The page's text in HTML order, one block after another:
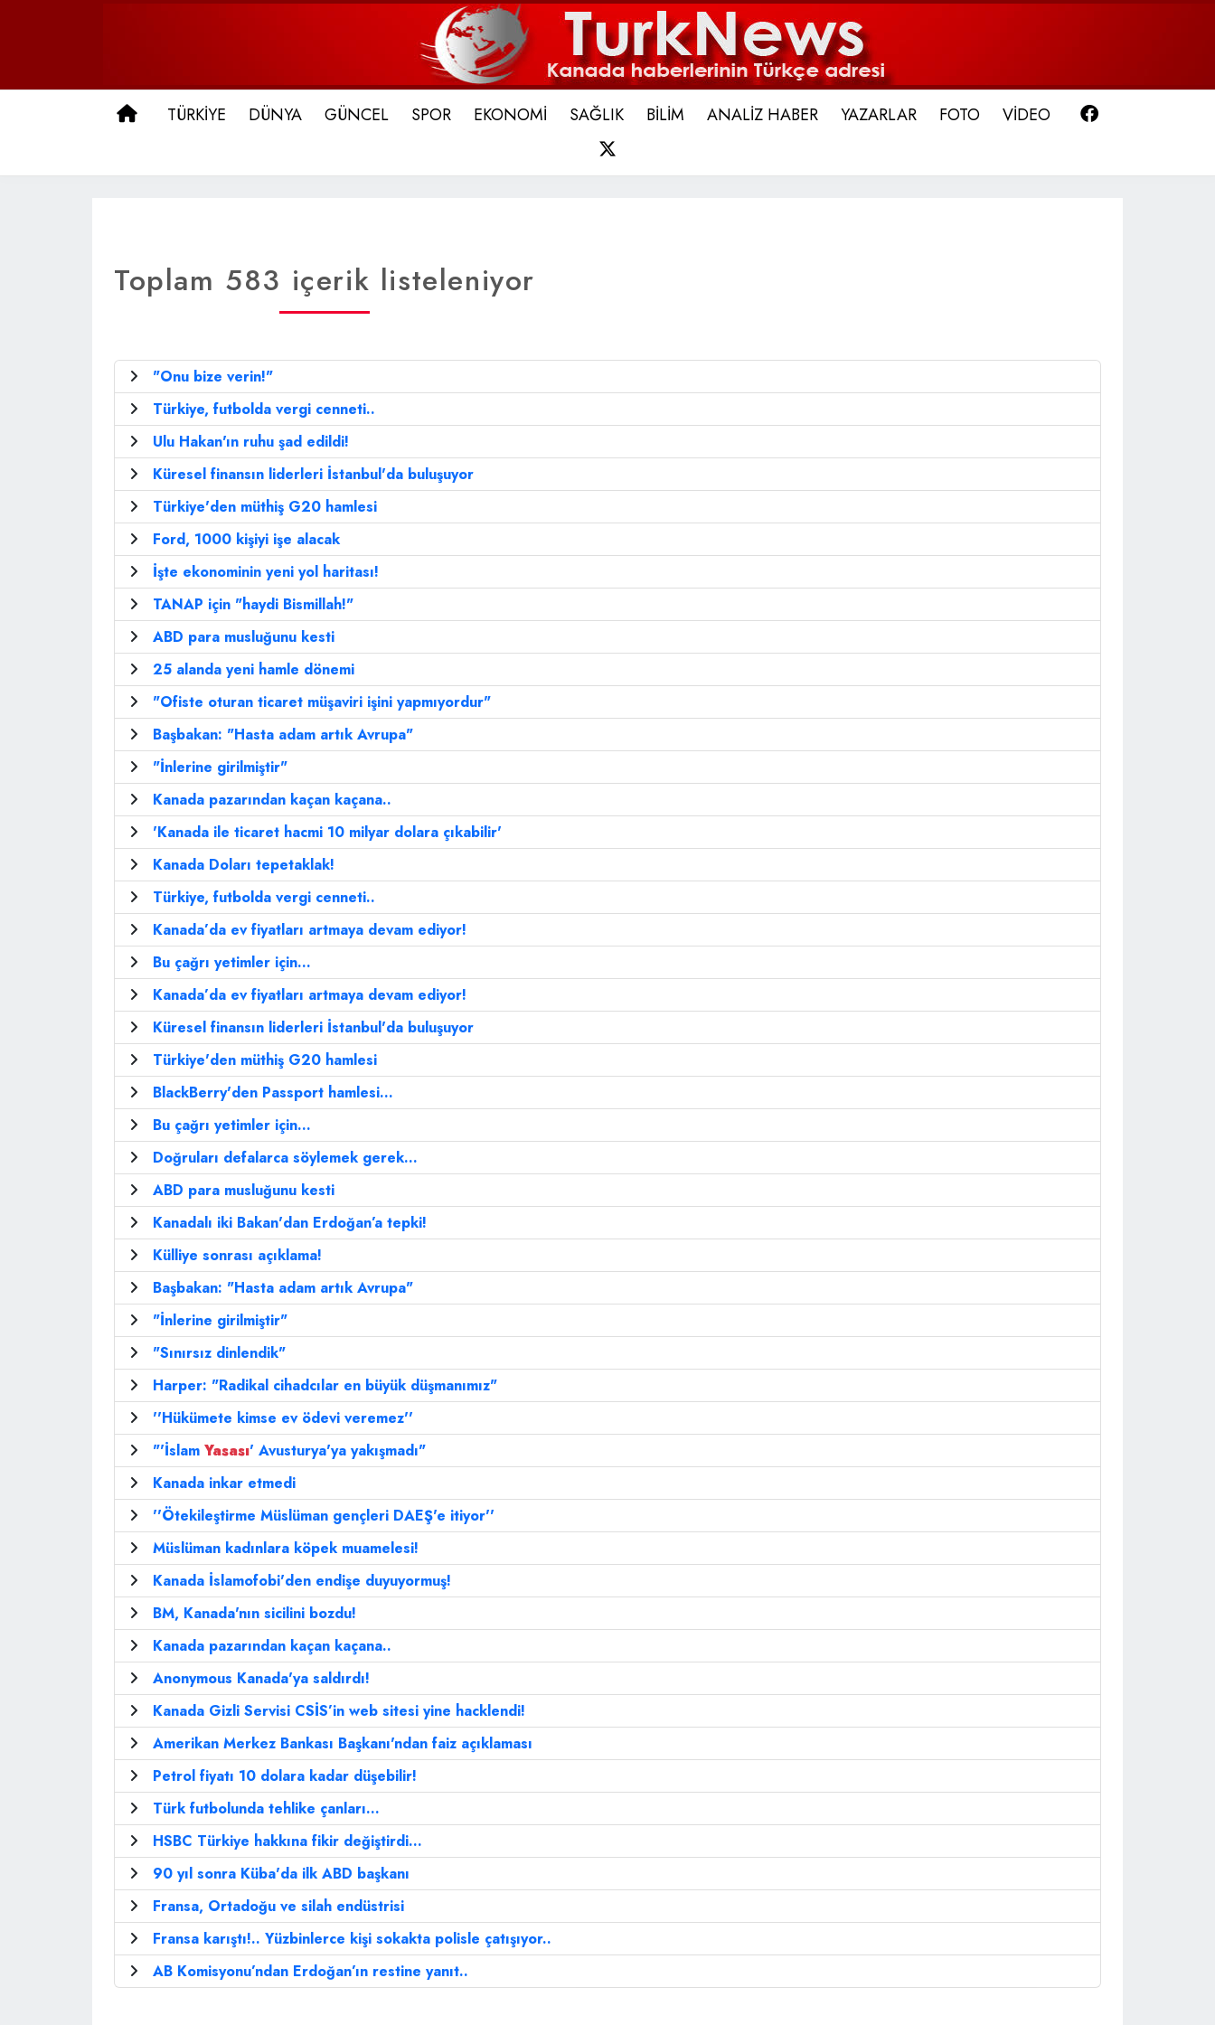
ANA SAYFA
TÜRKİYE DÜNYA GÜNCEL SPOR EKONOMİ SAĞLIK BİLİM ANALİZ HABER YAZARLAR FOTO VİDEO
Toplam 583 içerik listeleniyor
"Onu bize verin!"
Türkiye, futbolda vergi cenneti..
Ulu Hakan'ın ruhu şad edildi!
Küresel finansın liderleri İstanbul'da buluşuyor
Türkiye'den müthiş G20 hamlesi
Ford, 1000 kişiyi işe alacak
İşte ekonominin yeni yol haritası!
TANAP için "haydi Bismillah!"
ABD para musluğunu kesti
25 alanda yeni hamle dönemi
"Ofiste oturan ticaret müşaviri işini yapmıyordur"
Başbakan: "Hasta adam artık Avrupa"
"İnlerine girilmiştir"
Kanada pazarından kaçan kaçana..
'Kanada ile ticaret hacmi 10 milyar dolara çıkabilir'
Kanada Doları tepetaklak!
Türkiye, futbolda vergi cenneti..
Kanada’da ev fiyatları artmaya devam ediyor!
Bu çağrı yetimler için...
Kanada’da ev fiyatları artmaya devam ediyor!
Küresel finansın liderleri İstanbul'da buluşuyor
Türkiye'den müthiş G20 hamlesi
BlackBerry'den Passport hamlesi...
Bu çağrı yetimler için...
Doğruları defalarca söylemek gerek...
ABD para musluğunu kesti
Kanadalı iki Bakan'dan Erdoğan’a tepki!
Külliye sonrası açıklama!
Başbakan: "Hasta adam artık Avrupa"
"İnlerine girilmiştir"
"Sınırsız dinlendik"
Harper: "Radikal cihadcılar en büyük düşmanımız"
''Hükümete kimse ev ödevi veremez''
"'İslam Yasası' Avusturya'ya yakışmadı"
Kanada inkar etmedi
''Ötekileştirme Müslüman gençleri DAEŞ'e itiyor''
Müslüman kadınlara köpek muamelesi!
Kanada İslamofobi'den endişe duyuyormuş!
BM, Kanada'nın sicilini bozdu!
Kanada pazarından kaçan kaçana..
Anonymous Kanada'ya saldırdı!
Kanada Gizli Servisi CSİS’in web sitesi yine hacklendi!
Amerikan Merkez Bankası Başkanı'ndan faiz açıklaması
Petrol fiyatı 10 dolara kadar düşebilir!
Türk futbolunda tehlike çanları...
HSBC Türkiye hakkına fikir değiştirdi...
90 yıl sonra Küba'da ilk ABD başkanı
Fransa, Ortadoğu ve silah endüstrisi
Fransa karıştı!.. Yüzbinlerce kişi sokakta polisle çatışıyor..
AB Komisyonu’ndan Erdoğan’ın restine yanıt..